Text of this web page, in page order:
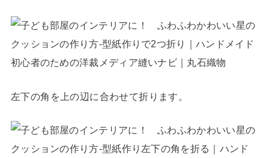
左下の角を上の辺に合わせて折ります。